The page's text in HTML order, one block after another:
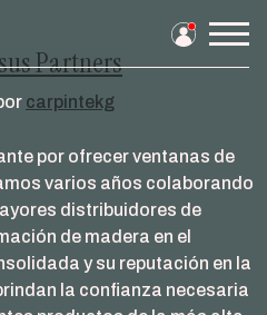
Partners
carpintekg
por ofrecer ventanas de
varios años colaborando
distribuidores de
de madera en el
y su reputación en la
la confianza necesaria